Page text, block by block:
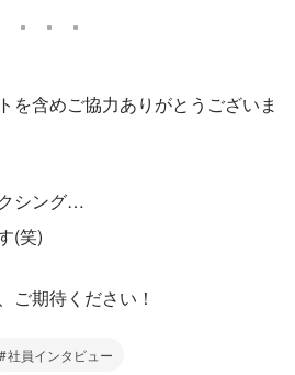
を含めご協力ありがとうございま
シング…
(笑)
ご期待ください！
社員インタビュー